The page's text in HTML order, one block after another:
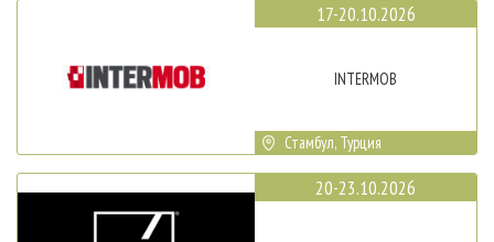
17-20.10.2026
INTERMOB
Стамбул, Турция
20-23.10.2026